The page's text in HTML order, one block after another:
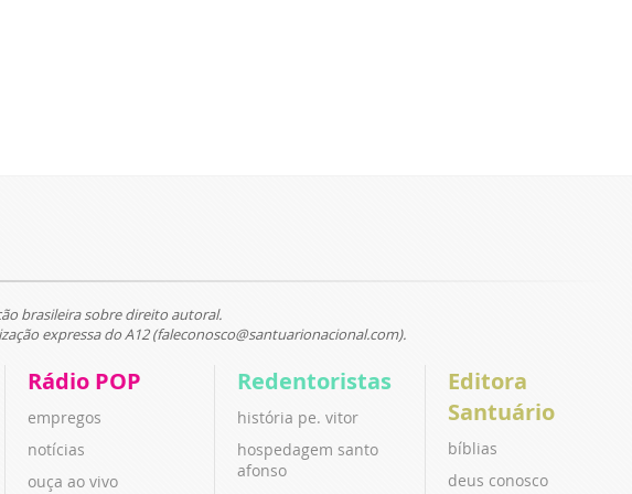
brasileira sobre direito autoral.
expressa do A12 (faleconosco@santuarionacional.com).
Rádio POP
empregos
notícias
ouça ao vivo
Redentoristas
história pe. vitor
hospedagem santo
afonso
Editora
Santuário
bíblias
deus conosco